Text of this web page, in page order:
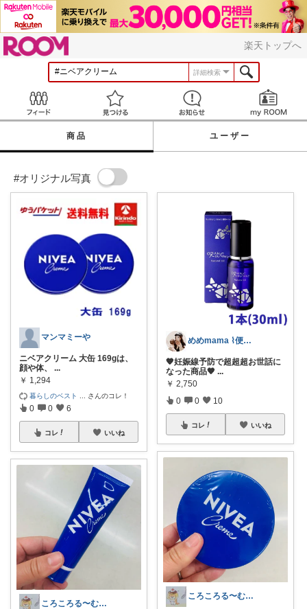
楽天トップへ
詳細検索
見つける お知らせ
商品 ユーザー
#オリジナル写真
マンマミーや
ニベアクリーム 大缶 169gは、
顔や体、
...
￥ 1,294
暮らしのベスト さんのコレ！
0 0 6
コレ いいね
ころころる〜む✨経由購入感謝です✨
めめmama ⌇便利item
🧡妊娠線予防で超超超お世話に
なった商品🧡‬ ...
￥ 2,750
0 0 10
コレ いいね
ころころる〜む✨経由購入感謝です✨